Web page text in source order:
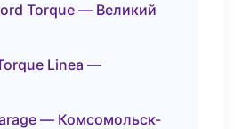
Torque — Великий
Linea —
— Комсомольск-